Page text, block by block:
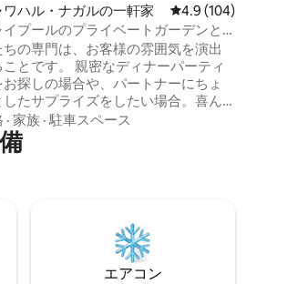
ワハル・ナガルの一軒家 レビュー104件、5つ
4.9 (104)
イプールのプライベートガーデンと
ジオルーム
ちの専門は、お客様の雰囲気を演出
。 親密なディナーパーティ
お探しの場合や、パートナーにちょ
したサプライズをしたい場合。喜ん
伝いさせていただきます。 特長：
：クイーンベッド1台、シングルベ
なタオル、洗面
· 家族 · 駐車スペース
エアコン